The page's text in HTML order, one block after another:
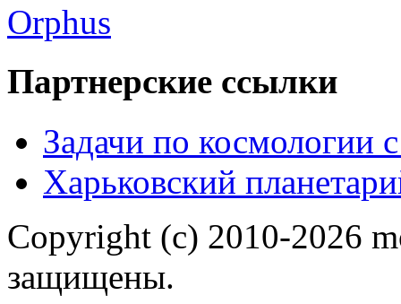
Партнерские ссылки
Задачи по космологии
Харьковский
Copyright (c) 2010-2026
защищены.